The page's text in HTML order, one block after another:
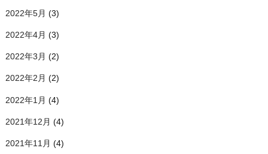
2022年5月 (3)
2022年4月 (3)
2022年3月 (2)
2022年2月 (2)
2022年1月 (4)
2021年12月 (4)
2021年11月 (4)